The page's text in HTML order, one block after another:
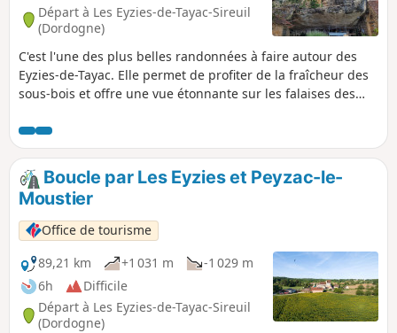
Départ à Les Eyzies-de-Tayac-Sireuil
(Dordogne)
C'est l'une des plus belles randonnées à faire autour des
Eyzies-de-Tayac. Elle permet de profiter de la fraîcheur des
sous-bois et offre une vue étonnante sur les falaises des
Boucle par Les Eyzies et Peyzac-le-
Moustier
Office de tourisme
89,21 km
+1 031 m
-1 029 m
6h
Difficile
Départ à Les Eyzies-de-Tayac-Sireuil
(Dordogne)